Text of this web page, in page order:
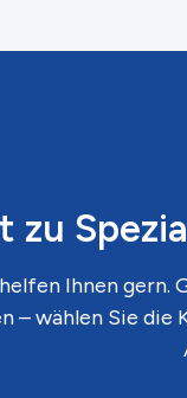
zu
Ihnen gern.
wählen Sie die